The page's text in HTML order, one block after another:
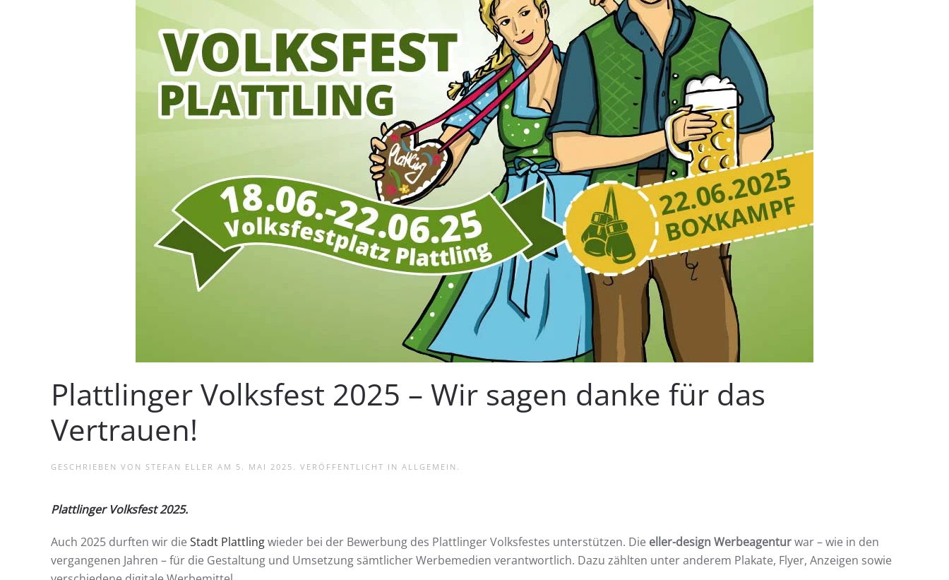
Plattlinger Volksfest 2025 – Wir sagen danke für das
Vertrauen!
GESCHRIEBEN VON STEFAN ELLER AM 5. MAI 2025 . VERÖFFENTLICHT IN ALLGEMEIN .
Plattlinger Volksfest 2025.
Auch 2025 durften wir die Stadt Plattlingwieder bei der Bewerbung des Plattlinger Volksfestes unterstützen. Die eller-design Werbeagenturwar – wie in den
vergangenen Jahren – für die Gestaltung und Umsetzung sämtlicher Werbemedien verantwortlich. Dazu zählten unter anderem Plakate, Flyer, Anzeigen sowie